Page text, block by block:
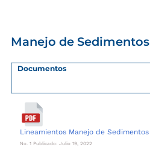
Manejo de Sedimentos
Documentos
Lineamientos Manejo de Sedimentos
No. 1 Publicado: Julio 19, 2022